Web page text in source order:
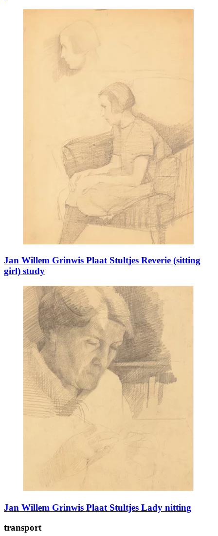
Jan Willem Grinwis Plaat Stultjes Reverie (sitting
girl) study
Jan Willem Grinwis Plaat Stultjes Lady nitting
transport